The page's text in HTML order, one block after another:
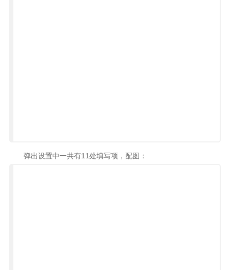
弹出设置中一共有11处填写项，配图：